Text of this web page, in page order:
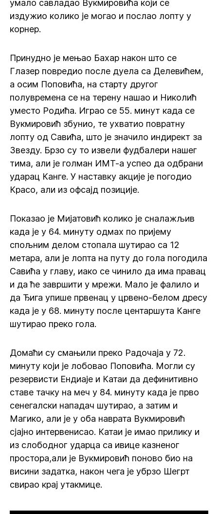
умало савладао Вукмировића који се
издужио колико је могао и послао лопту у
корнер.
Принудно је мењао Бахар након што се
Глазер повредио после дуела са Делевићем,
а осим Поповића, на старту другог
полувремена се на терену нашао и Николић
уместо Родића. Играо се 55. минут када се
Вукмировић збунио, те ухватио повратну
лопту од Савића, што је значило индирект за
Звезду. Брзо су то извели фудбалери нашег
тима, али је голман ИМТ-а успео да одбрани
ударац Канге. У наставку акције је погодио
Красо, али из офсајд позиције.
Показао је Мијатовић колико је сналажљив
када је у 64. минуту одмах по пријему
спољним делом стопала шутирао са 12
метара, али је лопта на путу до гола погодила
Савића у главу, иако се чинило да има правац
и да ће завршити у мрежи. Мало је фалило и
да Ђига упише првенац у црвено-белом дресу
када је у 68. минуту после центаршута Канге
шутирао преко гола.
Домаћи су смањили преко Радочаја у 72.
минуту који је лобовао Поповића. Могли су
резервисти Ендиаје и Катаи да дефинитивно
ставе тачку на меч у 84. минуту када је прво
сенегалски нападач шутирао, а затим и
Магико, али је у оба наврата Вукмировић
сјајно интервенисао. Катаи је имао прилику и
из слободног ударца са ивице казненог
простора,али је Вукмировић поново био на
висини задатка, након чега је убрзо Шегрт
свирао крај утакмице.